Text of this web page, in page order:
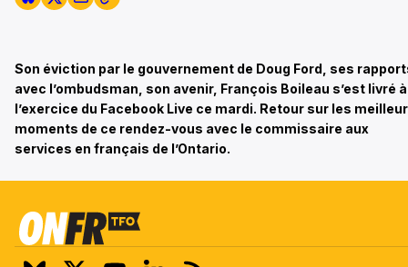
Son éviction par le gouvernement de Doug Ford, ses
avec l’ombudsman, son avenir, François Boileau s’est livré à
l’exercice du Facebook Live ce mardi. Retour sur les
moments de ce rendez-vous avec le commissaire aux
services en français de l’Ontario.